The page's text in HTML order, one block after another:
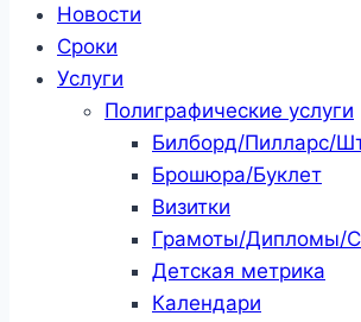
Новости
Сроки
Услуги
Полиграфические услуги
Билборд/Пилларс/
Брошюра/Буклет
Визитки
Грамоты/Дипломы/
Детская метрика
Календари